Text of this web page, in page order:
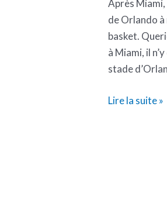
Après
de Orlando à
basket.
à Miami, il
stade
Lire la suite »